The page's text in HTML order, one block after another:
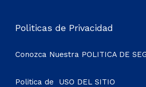
Politicas de Privacidad
Conozca Nuestra POLITICA DE
Politica de USO DEL SITIO